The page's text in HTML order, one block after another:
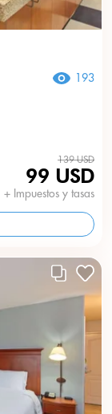
193
139 USD
99 USD
+ Impuestos y tasas